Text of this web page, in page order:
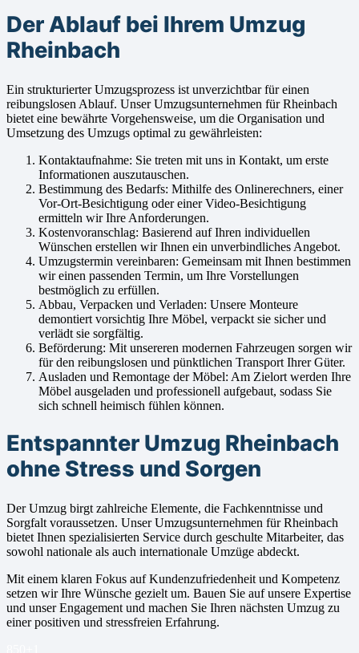
Der Ablauf bei Ihrem Umzug
Rheinbach
Ein strukturierter Umzugsprozess ist unverzichtbar für einen
reibungslosen Ablauf. Unser Umzugsunternehmen für Rheinbach
bietet eine bewährte Vorgehensweise, um die Organisation und
Umsetzung des Umzugs optimal zu gewährleisten:
Kontaktaufnahme: Sie treten mit uns in Kontakt, um erste
Informationen auszutauschen.
Bestimmung des Bedarfs: Mithilfe des Onlinerechners, einer
Vor-Ort-Besichtigung oder einer Video-Besichtigung
ermitteln wir Ihre Anforderungen.
Kostenvoranschlag: Basierend auf Ihren individuellen
Wünschen erstellen wir Ihnen ein unverbindliches Angebot.
Umzugstermin vereinbaren: Gemeinsam mit Ihnen bestimmen
wir einen passenden Termin, um Ihre Vorstellungen
bestmöglich zu erfüllen.
Abbau, Verpacken und Verladen: Unsere Monteure
demontiert vorsichtig Ihre Möbel, verpackt sie sicher und
verlädt sie sorgfältig.
Beförderung: Mit unsereren modernen Fahrzeugen sorgen wir
für den reibungslosen und pünktlichen Transport Ihrer Güter.
Ausladen und Remontage der Möbel: Am Zielort werden Ihre
Möbel ausgeladen und professionell aufgebaut, sodass Sie
sich schnell heimisch fühlen können.
Entspannter Umzug Rheinbach
ohne Stress und Sorgen
Der Umzug birgt zahlreiche Elemente, die Fachkenntnisse und
Sorgfalt voraussetzen. Unser Umzugsunternehmen für Rheinbach
bietet Ihnen spezialisierten Service durch geschulte Mitarbeiter, das
sowohl nationale als auch internationale Umzüge abdeckt.
Mit einem klaren Fokus auf Kundenzufriedenheit und Kompetenz
setzen wir Ihre Wünsche gezielt um. Bauen Sie auf unsere Expertise
und unser Engagement und machen Sie Ihren nächsten Umzug zu
einer positiven und stressfreien Erfahrung.